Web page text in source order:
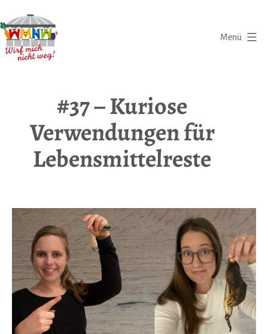
Inhalt
springen
Lebensmittelverschwendung
Menü
#37 – Kuriose
Verwendungen für
Lebensmittelreste